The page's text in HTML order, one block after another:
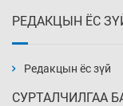
РЕДАКЦЫН ЁС
Редакцын ёс зүй
СУРТАЛЧИЛГАА